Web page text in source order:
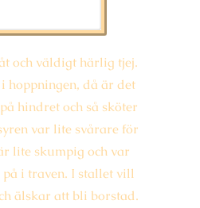
och väldigt härlig tjej.
hoppningen, då är det
hindret och så sköter
var lite svårare för
lite skumpig och var
i traven. I stallet vill
älskar att bli borstad.